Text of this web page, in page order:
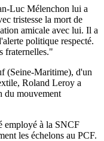
Luc Mélenchon lui a
tristesse la mort de
amicale avec lui. Il a
politique respecté.
fraternelles."
(Seine-Maritime), d'un
Roland Leroy a
du mouvement
employé à la SNCF
les échelons au PCF.